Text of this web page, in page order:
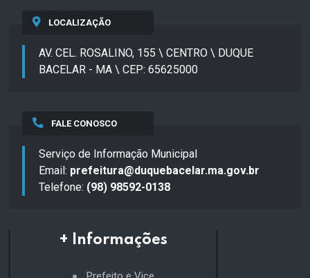
LOCALIZAÇÃO
AV. CEL. ROSALINO, 155 \ CENTRO \ DUQUE
BACELAR - MA \ CEP: 65625000
FALE CONOSCO
Serviço de Informação Municipal
Email: prefeitura@duquebacelar.ma.gov.br
Telefone: (98) 98592-0138
+ Informações